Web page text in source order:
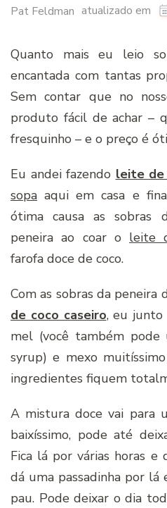
Pat Feldman atualizado em
Quanto mais eu leio
encantada com tantas
Sem contar que no
produto fácil de achar –
fresquinho – e o preço é
Eu andei fazendo leite de
sopa aqui em casa e
ótima causa as sobras
peneira ao coar o leite
farofa doce de coco.
Com as sobras da peneira
de coco caseiro, eu junto
mel (você também
syrup) e mexo
ingredientes fiquem
A mistura doce vai para
baixíssimo, pode até
Fica lá por várias horas e
dá uma passadinha por
pau. Pode deixar o dia